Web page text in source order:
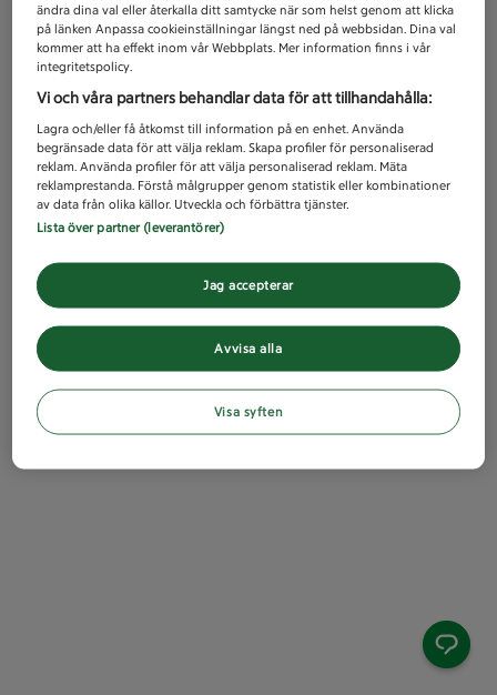
ändra dina val eller återkalla ditt samtycke när som helst genom att klicka
på länken Anpassa cookieinställningar längst ned på webbsidan. Dina val
kommer att ha effekt inom vår Webbplats. Mer information finns i vår
integritetspolicy.
Vi och våra partners behandlar data för att tillhandahålla:
Lagra och/eller få åtkomst till information på en enhet. Använda
begränsade data för att välja reklam. Skapa profiler för personaliserad
reklam. Använda profiler för att välja personaliserad reklam. Mäta
reklamprestanda. Förstå målgrupper genom statistik eller kombinationer
av data från olika källor. Utveckla och förbättra tjänster.
Lista över partner (leverantörer)
Avvisa alla
Jag accepterar
Visa syften